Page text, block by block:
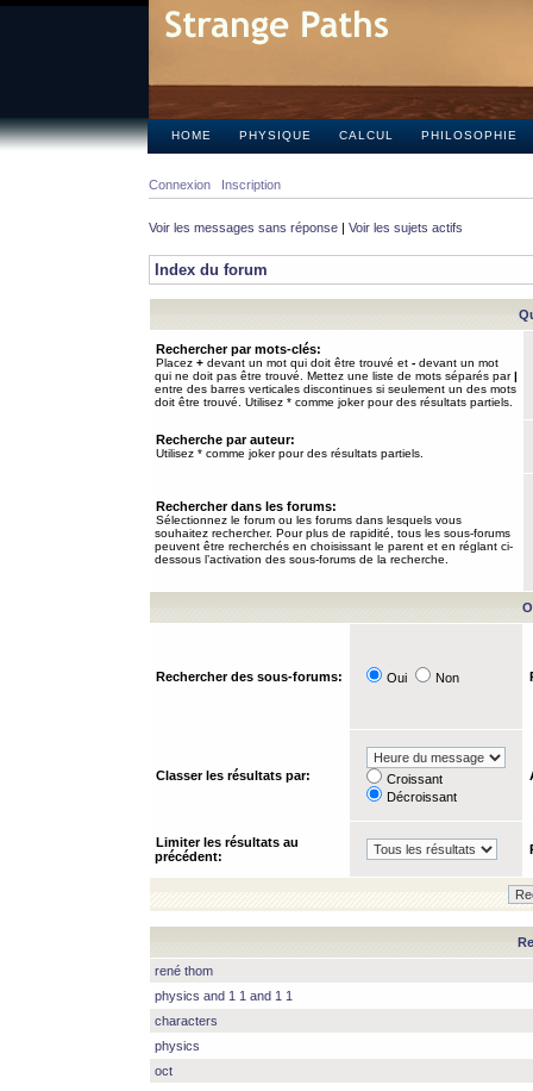
HOME PHYSIQUE CALCUL PHILOSOPHIE
Connexion Inscription
Voir les messages sans réponse | Voir les sujets actifs
Index du forum
Rechercher par mots-clés:
Placez + devant un mot qui doit être trouvé et - devant un mot
qui ne doit pas être trouvé. Mettez une liste de mots séparés par|
entre des barres verticales discontinues si seulement un des mots
doit être trouvé. Utilisez * comme joker pour des résultats partiels.
Recherche par auteur:
Utilisez * comme joker pour des résultats partiels.
Rechercher dans les forums:
Sélectionnez le forum ou les forums dans lesquels vous
souhaitez rechercher. Pour plus de rapidité, tous les sous-forums
peuvent être recherchés en choisissant le parent et en réglant ci-
dessous l’activation des sous-forums de la recherche.
Rechercher des sous-forums: Oui Non
Classer les résultats par:
Croissant
Décroissant
Limiter les résultats au
précédent:
rené thom
physics and 1 1 and 1 1
characters
physics
oct